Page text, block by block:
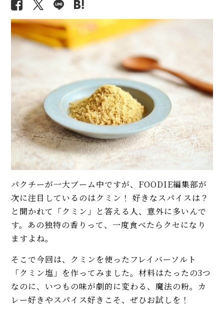
パクチーが一大ブーム中ですが、FOODIE編集部が
次に注目しているのはクミン！ 好きなスパイスは？
と聞かれて「クミン」と答える人、意外に多いんで
す。あの独特の香りって、一度食べたらクセになり
ますよね。
そこで今回は、クミンを使ったフレイバーソルト
「クミン塩」を作ってみました。材料はたったの3つ
なのに、いつもの味が劇的に変わる、魔法の粉。カ
レー好きやスパイス好きこそ、ぜひお試しを！
【人気】鶏ささみの簡単レシピ5
品。しょうゆ焼き、大葉チーズフ
ライ…筋取り、茹で方、柔らか
くするコツも解説！
【簡単】ゴロゴロひき肉が美
味！ 沖縄「タコライス」本格レ
シピ。辛さ調節できて子どもに
も人気
【稲田シェフ】人気カレーうど
ん簡単レシピ2品（京都風、キー
マ風）。具と出汁に技あり！
エリックサウス直伝「本格バタ
ーチキンカレー」人気レシピ。
甘さ控えめで米にも合う！
【専門店が伝授】鶏もも肉とス
パイスで簡単！ タンドリーチキ
ンのレシピ。本格ソースも必見
【本場台湾の味】鶏肉の唐揚
感！
えびと蒸し鶏の「生春巻き」プ
ロのレシピ（タレ2種）。皮の巻
き方のコツを徹底解説！
野菜
料理の種類
イベント・ピックアップ
【プロが解説】らっきょうの漬
け方。「甘酢漬け」と「塩漬
け」2つのレシピ
【シェフ直伝】ジェノベーゼソ
ースのレシピ。意外なコツはオ
リーブ油を使わないこと!?
柚子胡椒（ゆずこしょう）の自
家製レシピ。市販品では味わえ
ないフレッシュさ！
【基本】とうもろこしのゆで
方。甘さを120%引き出すには、
水から皮付き＆時間をかけて加
熱が正解！
【初心者必見】干さない、シソ
不要！ 昔ながらの塩漬け梅干し
の簡単な作り方
MORE